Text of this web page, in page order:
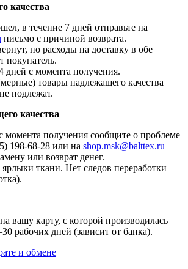
качества
в течение 7 дней отправьте на
письмо с причиной возврата.
но расходы на доставку в обе
покупатель.
дней с момента получения.
товары надлежащего качества
подлежат.
качества
момента получения сообщите о проблеме
198-68-28 или на shop.msk@balttex.ru
или возврат денег.
ткани. Нет следов переработки
вашу карту, с которой производилась
рабочих дней (зависит от банка).
и обмене